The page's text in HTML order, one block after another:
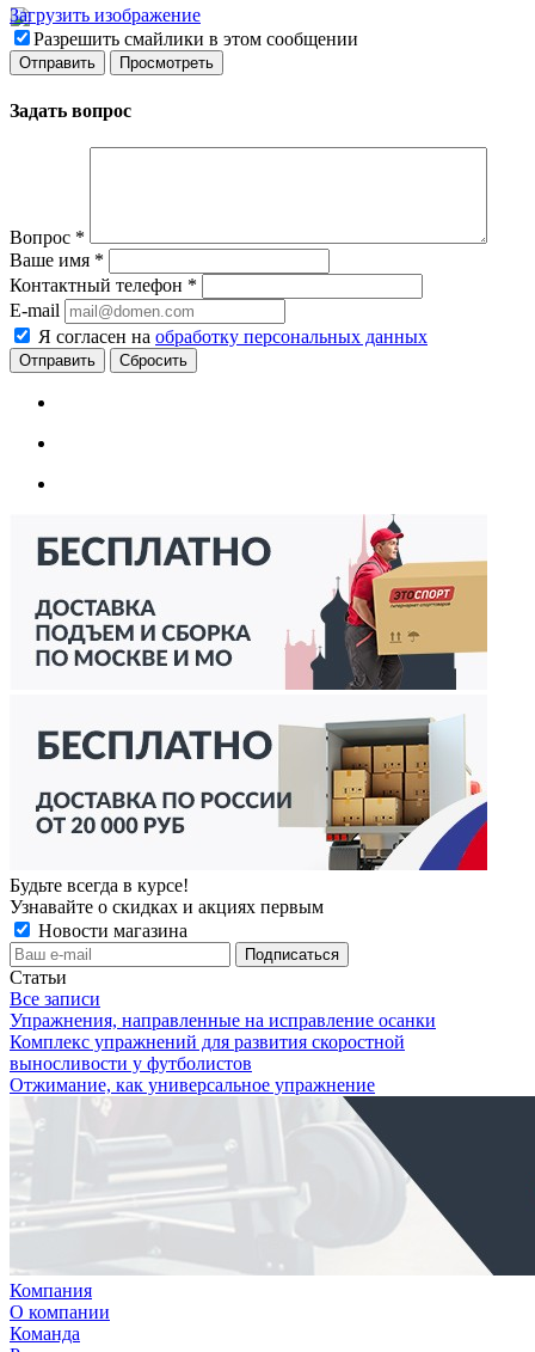
Загрузить изображение
Разрешить смайлики в этом сообщении
Задать вопрос
Вопрос *
Ваше имя *
Контактный телефон *
E-mail
Я согласен на обработку персональных данных
Сбросить
Будьте всегда в курсе!
Узнавайте о скидках и акциях первым
Новости магазина
Статьи
Все записи
Упражнения, направленные на исправление осанки
Комплекс упражнений для развития скоростной
выносливости у футболистов
Отжимание, как универсальное упражнение
Компания
О компании
Команда